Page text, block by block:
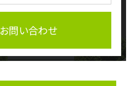
お問い合わせ